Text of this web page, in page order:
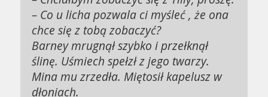
– Co u licha pozwala ci myśleć , że ona
chce się z tobą zobaczyć?
Barney mrugnął szybko i przełknął
ślinę. Uśmiech spełzł z jego twarzy.
Mina mu zrzedła. Miętosił kapelusz w
dłoniach.